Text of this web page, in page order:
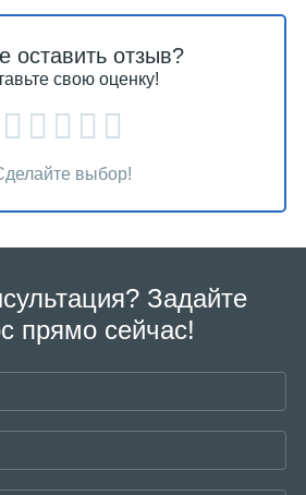
оставить отзыв?
свою оценку!
выбор!
Задайте
прямо сейчас!